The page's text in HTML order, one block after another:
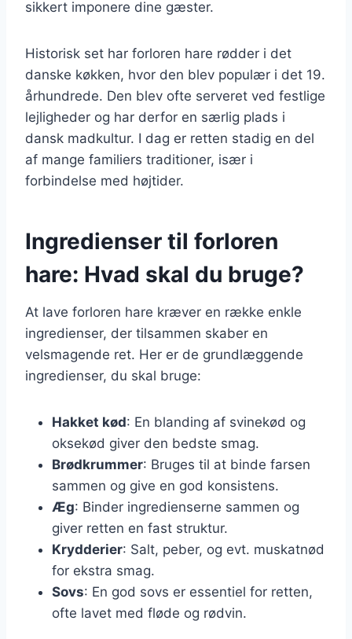
sikkert imponere dine gæster.
Historisk set har forloren hare rødder i det
danske køkken, hvor den blev populær i det 19.
århundrede. Den blev ofte serveret ved festlige
lejligheder og har derfor en særlig plads i
dansk madkultur. I dag er retten stadig en del
af mange familiers traditioner, især i
forbindelse med højtider.
Ingredienser til forloren
hare: Hvad skal du bruge?
At lave forloren hare kræver en række enkle
ingredienser, der tilsammen skaber en
velsmagende ret. Her er de grundlæggende
ingredienser, du skal bruge:
Hakket kød: En blanding af svinekød og
oksekød giver den bedste smag.
Brødkrummer: Bruges til at binde farsen
sammen og give en god konsistens.
Æg: Binder ingredienserne sammen og
giver retten en fast struktur.
Krydderier: Salt, peber, og evt. muskatnød
for ekstra smag.
Sovs: En god sovs er essentiel for retten,
ofte lavet med fløde og rødvin.